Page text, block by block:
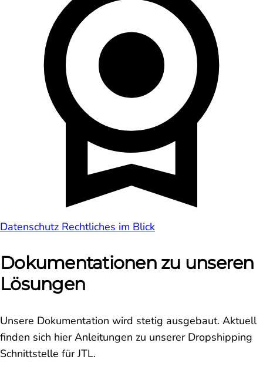
Datenschutz Rechtliches im Blick
Dokumentationen zu unseren
Lösungen
Unsere Dokumentation wird stetig ausgebaut. Aktuell
finden sich hier Anleitungen zu unserer Dropshipping
Schnittstelle für JTL.